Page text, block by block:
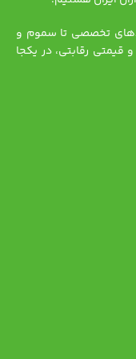
تخصصی تا سموم و
قیمتی رقابتی، در یکجا